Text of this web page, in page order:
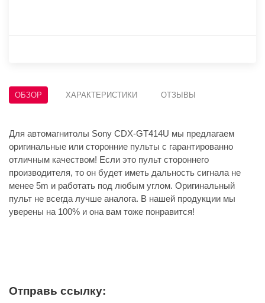
ОБЗОР ХАРАКТЕРИСТИКИ ОТЗЫВЫ
Для автомагнитолы Sony CDX-GT414U мы предлагаем
оригинальные или сторонние пульты с гарантированно
отличным качеством! Если это пульт стороннего
производителя, то он будет иметь дальность сигнала не
менее 5m и работать под любым углом. Оригинальный
пульт не всегда лучше аналога. В нашей продукции мы
уверены на 100% и она вам тоже понравится!
Отправь ссылку: